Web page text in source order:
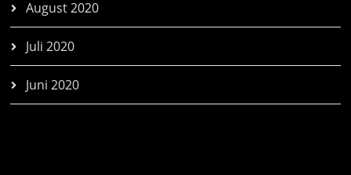
August 2020
Juli 2020
Juni 2020